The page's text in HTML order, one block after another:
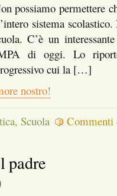
possiamo permettere
sistema
C’è un
di oggi. Lo
cui la […]
nostro!
, Scuola Commenti
padre